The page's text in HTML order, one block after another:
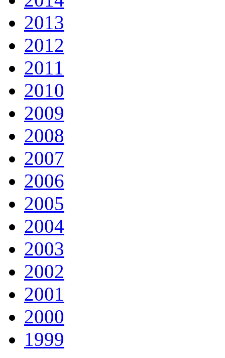
2013
2012
2011
2010
2009
2008
2007
2006
2005
2004
2003
2002
2001
2000
1999